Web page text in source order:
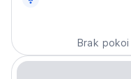
Brak